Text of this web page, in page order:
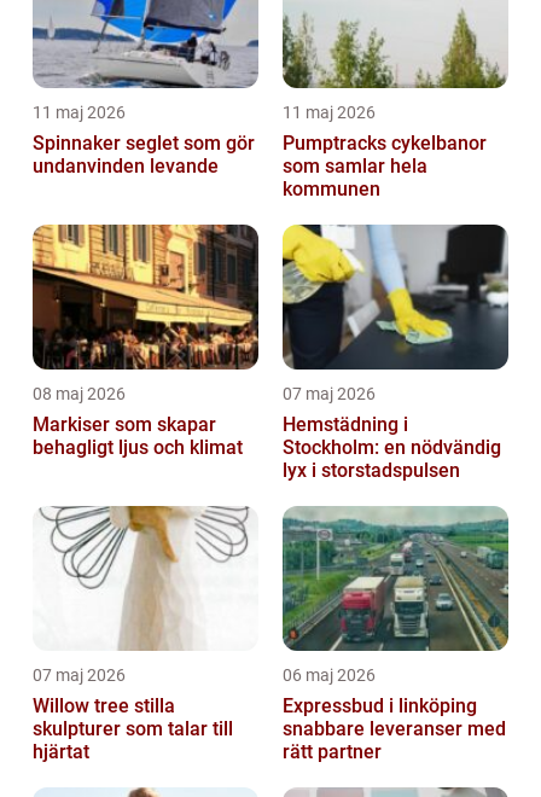
11 maj 2026
Spinnaker seglet som gör
undanvinden levande
11 maj 2026
Pumptracks cykelbanor
som samlar hela
kommunen
08 maj 2026
Markiser som skapar
behagligt ljus och klimat
07 maj 2026
Hemstädning i
Stockholm: en nödvändig
lyx i storstadspulsen
07 maj 2026
Willow tree stilla
skulpturer som talar till
hjärtat
06 maj 2026
Expressbud i linköping
snabbare leveranser med
rätt partner